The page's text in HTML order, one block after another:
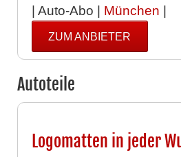
| Auto-Abo | München
ZUM ANBIETER
Autoteile
Logomatten in jeder